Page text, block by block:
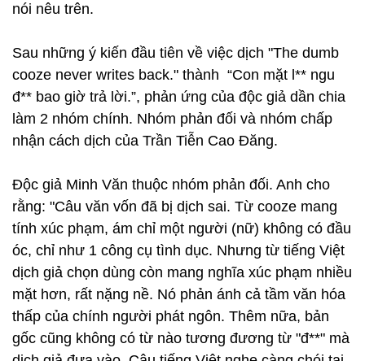
nói nêu trên.
Sau những ý kiến đầu tiên về việc dịch "The dumb
cooze never writes back." thành “Con mặt l** ngu
đ** bao giờ trả lời.”, phản ứng của độc giả dần chia
làm 2 nhóm chính. Nhóm phản đối và nhóm chấp
nhận cách dịch của Trần Tiễn Cao Đăng.
Độc giả Minh Văn thuộc nhóm phản đối. Anh cho
rằng: "Câu văn vốn đã bị dịch sai. Từ cooze mang
tính xúc phạm, ám chỉ một người (nữ) không có đầu
óc, chỉ như 1 công cụ tình dục. Nhưng từ tiếng Việt
dịch giả chọn dùng còn mang nghĩa xúc phạm nhiều
mặt hơn, rất nặng nề. Nó phản ánh cả tầm văn hóa
thấp của chính người phát ngôn. Thêm nữa, bản
gốc cũng không có từ nào tương đương từ "đ**" mà